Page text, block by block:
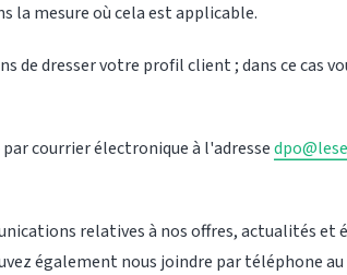
mesure où cela est applicable.
de dresser votre profil client ; dans ce cas
courrier électronique à l'adresse
relatives à nos offres, actualités
également nous joindre par téléphone au